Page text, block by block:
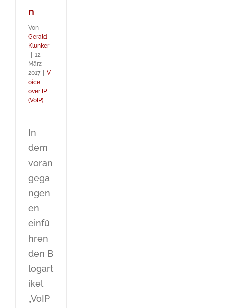
n
Von
Gerald
Klunker
12.
März
2017
V
oice
over IP
(VoIP)
In
dem
voran
gega
ngen
en
einfü
hren
den B
logart
ikel
„VoIP